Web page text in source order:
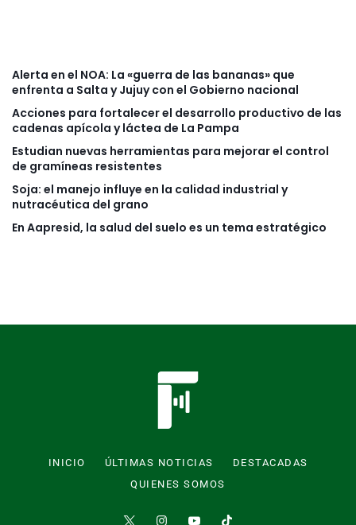
Alerta en el NOA: La «guerra de las bananas» que
enfrenta a Salta y Jujuy con el Gobierno nacional
Acciones para fortalecer el desarrollo productivo de las
cadenas apícola y láctea de La Pampa
Estudian nuevas herramientas para mejorar el control
de gramíneas resistentes
Soja: el manejo influye en la calidad industrial y
nutracéutica del grano
En Aapresid, la salud del suelo es un tema estratégico
INICIO ÚLTIMAS NOTICIAS
DESTACADAS
QUIENES SOMOS